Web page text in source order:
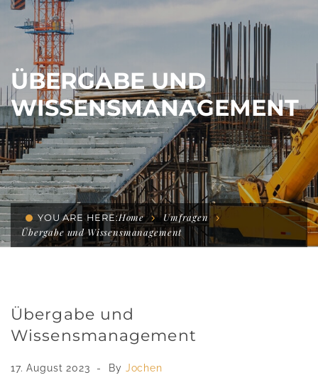
ÜBERGABE UND
WISSENSMANAGEMENT
YOU ARE HERE:Home
Umfragen
Übergabe und Wissensmanagement
Übergabe und
Wissensmanagement
17. August 2023 By Jochen